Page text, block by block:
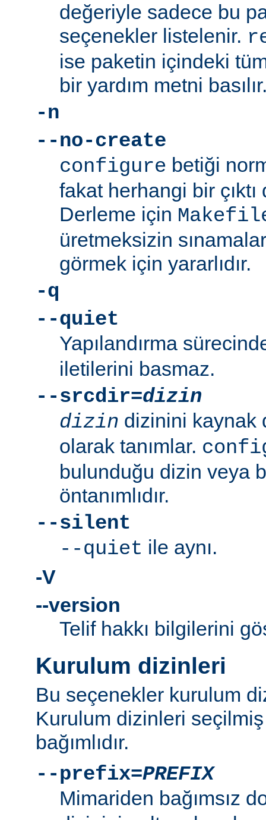
değeriyle sadece bu
seçenekler listelenir.
ise paketin içindeki
bir yardım metni
-n
--no-create
configure betiği
fakat herhangi bir
Derleme için
üretmeksizin
görmek için yararlıdır.
-q
--quiet
Yapılandırma
iletilerini basmaz.
--srcdir=dizin
dizin dizinini kaynak
olarak tanımlar.
bulunduğu dizin veya
öntanımlıdır.
--silent
--quiet ile aynı.
-V
--version
Telif hakkı bilgilerini
Kurulum dizinleri
Bu seçenekler kurulum
Kurulum dizinleri
bağımlıdır.
--prefix=PREFIX
Mimariden bağımsız